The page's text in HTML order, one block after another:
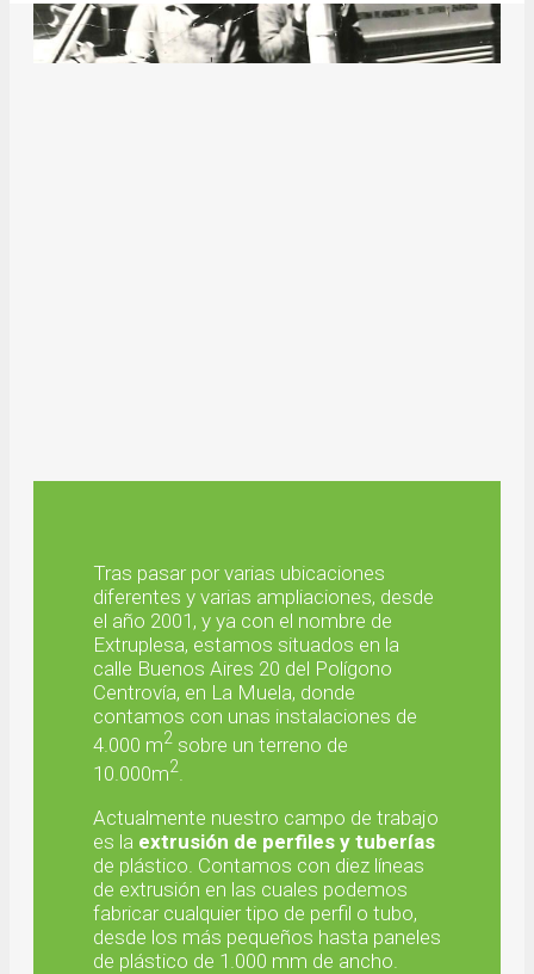
Tras pasar por varias ubicaciones
diferentes y varias ampliaciones, desde
el año 2001, y ya con el nombre de
Extruplesa, estamos situados en la
calle Buenos Aires 20 del Polígono
Centrovía, en La Muela, donde
contamos con unas instalaciones de
4.000 m2 sobre un terreno de
10.000m2
Actualmente nuestro campo de trabajo
es la extrusión de perfiles y tuberías
de plástico. Contamos con diez líneas
de extrusión en las cuales podemos
fabricar cualquier tipo de perfil o tubo,
desde los más pequeños hasta paneles
de plástico de 1.000 mm de ancho.